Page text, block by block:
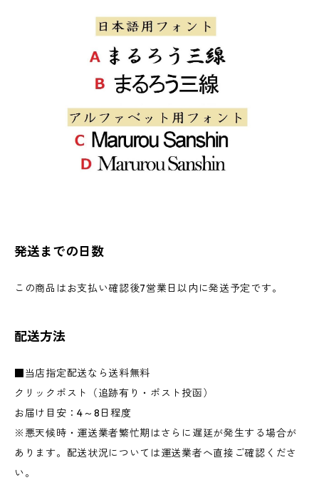
発送までの日数
この商品はお支払い確認後7営業日以内に発送予定です。
配送方法
■当店指定配送なら送料無料
クリックポスト（追跡有り・ポスト投函）
お届け目安：4～8日程度
※悪天候時・運送業者繁忙期はさらに遅延が発生する場合が
あります。配送状況については運送業者へ直接ご確認くださ
い。